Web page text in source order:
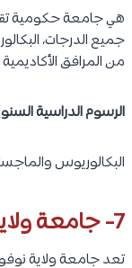
هي جامعة حكومية
جميع الدرجات،
من المرافق
الرسوم الدراسية
البكالوريوس والماجستير : 2,500
7- جامعة ولاية نوفوسيبيرسك :
تعد جامعة ولاية